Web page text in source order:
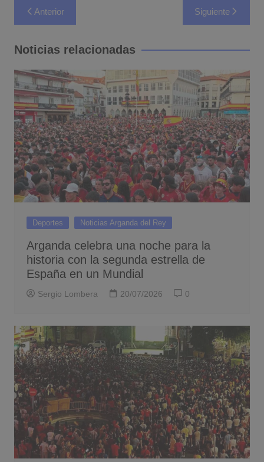
Navegación
de
entradas
Anterior Siguiente
Noticias relacionadas
Deportes Noticias Arganda del Rey
Arganda celebra una noche para la
historia con la segunda estrella de
España en un Mundial
Sergio Lombera 20/07/2026 0